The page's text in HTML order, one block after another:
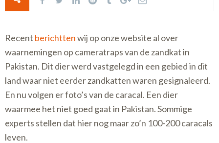
Recent berichttenwij op onze website al over
waarnemingen op cameratraps van de zandkat in
Pakistan. Dit dier werd vastgelegd in een gebied in dit
land waar niet eerder zandkatten waren gesignaleerd.
En nu volgen er foto’s van de caracal. Een dier
waarmee het niet goed gaat in Pakistan. Sommige
experts stellen dat hier nog maar zo’n 100-200 caracals
leven.